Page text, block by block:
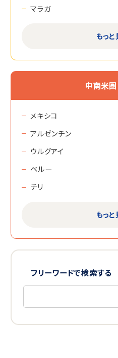
マラガ
グラナダ
ビルバオ
バジャドリッド
サンティアゴ・デ・コンポステ
カディス
テネリフェ
ネルハ
パルマ・デ・マジョルカ
もっ
中南米圏
メキシコ
アルゼンチン
ウルグアイ
ペルー
チリ
ドミニカ共和国
エクアドル
キューバ
もっ
フリーワードで検索する